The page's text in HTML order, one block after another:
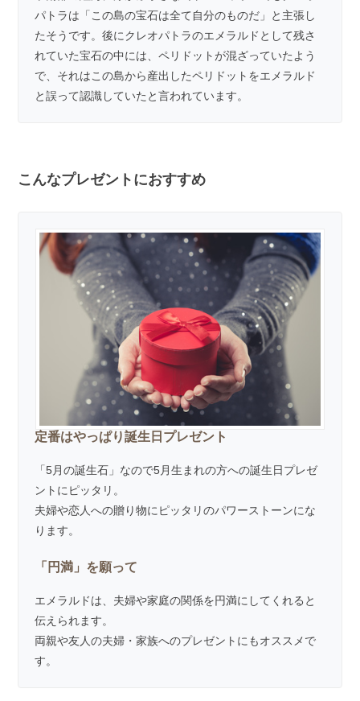
パトラは「この島の宝石は全て自分のものだ」と主張し
たそうです。後にクレオパトラのエメラルドとして残さ
れていた宝石の中には、ペリドットが混ざっていたよう
で、それはこの島から産出したペリドットをエメラルド
と誤って認識していたと言われています。
こんなプレゼントにおすすめ
定番はやっぱり誕生日プレゼント
「5月の誕生石」なので5月生まれの方への誕生日プレゼ
ントにピッタリ。
夫婦や恋人への贈り物にピッタリのパワーストーンにな
ります。
「円満」を願って
エメラルドは、夫婦や家庭の関係を円満にしてくれると
伝えられます。
両親や友人の夫婦・家族へのプレゼントにもオススメで
す。